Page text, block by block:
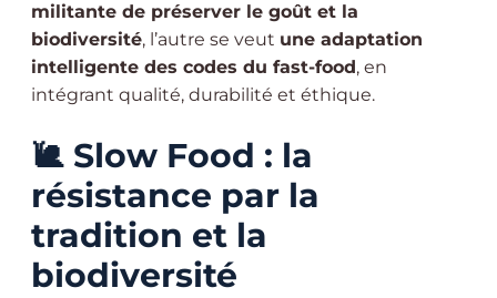
militante de préserver le goût et la
biodiversité, l’autre se veut une adaptation
intelligente des codes du fast-food, en
intégrant qualité, durabilité et éthique.
🐌 Slow Food : la
résistance par la
tradition et la
biodiversité